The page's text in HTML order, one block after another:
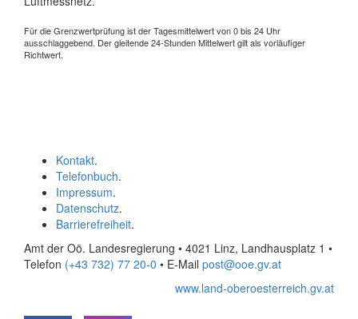
Für die Grenzwertprüfung ist der Tagesmittelwert von 0 bis 24 Uhr
ausschlaggebend. Der gleitende 24-Stunden Mittelwert gilt als vorläufiger
Richtwert.
Kontakt.
Telefonbuch.
Impressum.
Datenschutz.
Barrierefreiheit.
Amt der Oö. Landesregierung • 4021 Linz, Landhausplatz 1 •
Telefon (+43 732) 77 20-0 • E-Mail post@ooe.gv.at
www.land-oberoesterreich.gv.at